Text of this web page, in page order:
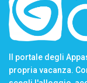
Il portale degli
propria vacanza.